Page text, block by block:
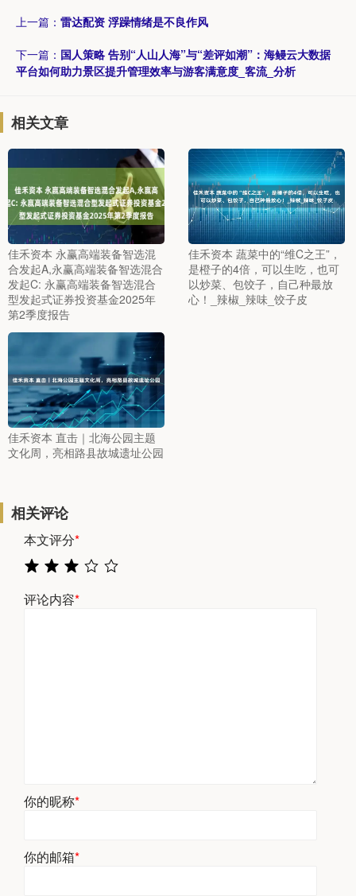
上一篇： 雷达配资 浮躁情绪是不良作风
下一篇： 国人策略 告别“人山人海”与“差评如潮”：海鳗云大数据
平台如何助力景区提升管理效率与游客满意度_客流_分析
相关文章
佳禾资本 永赢高端装备智选混
合发起A,永赢高端装备智选混合
发起C: 永赢高端装备智选混合
型发起式证券投资基金2025年
第2季度报告
佳禾资本 蔬菜中的“维C之王”，
是橙子的4倍，可以生吃，也可
以炒菜、包饺子，自己种最放
心！_辣椒_辣味_饺子皮
佳禾资本 直击｜北海公园主题
文化周，亮相路县故城遗址公园
相关评论
本文评分*
评论内容*
你的昵称*
你的邮箱*